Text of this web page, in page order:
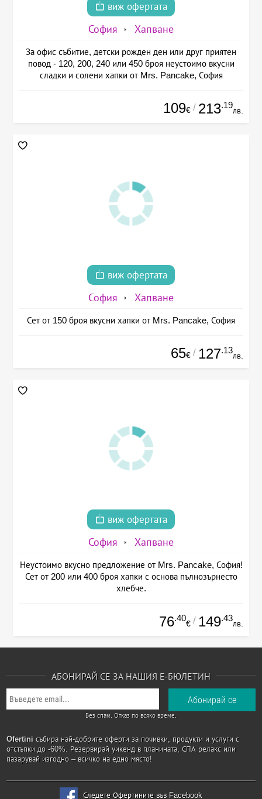
виж офертата
София Хапване
За офис събитие, детски рожден ден или друг приятен
повод - 120, 200, 240 или 450 броя неустоимо вкусни
сладки и солени хапки от Mrs. Pancake, София
109€ / 213.19
лв.
виж офертата
София Хапване
Сет от 150 броя вкусни хапки от Mrs. Pancake, София
65€ / 127.13
лв.
виж офертата
София Хапване
Неустоимо вкусно предложение от Mrs. Pancake, София!
Сет от 200 или 400 броя хапки с основа пълнозърнесто
хлебче.
76.40
€ / 149.43
лв.
АБОНИРАЙ СЕ ЗА НАШИЯ Е-БЮЛЕТИН
Без спам. Отказ по всяко време.
Ofertini събира най-добрите оферти за почивки, продукти и услуги с
отстъпки до -60%. Резервирай уикенд в планината, СПА релакс или
пазарувай изгодно – всичко на едно място!
Следете Офертините във Facebook